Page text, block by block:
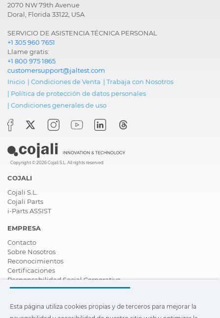
2070 NW 79th Avenue
Doral, Florida 33122, USA
SERVICIO DE ASISTENCIA TÉCNICA PERSONAL
+1 305 960 7651
Llame gratis:
+1 800 975 1865
customersupport@jaltest.com
Inicio | Condiciones de Venta | Trabaja con Nosotros
| Política de protección de datos personales
| Condiciones generales de uso
Copyright © 2026 Cojali S.L. All rights reserved
COJALI
Cojali S.L.
Cojali Parts
i-Parts ASSIST
EMPRESA
Contacto
Sobre Nosotros
Reconocimientos
Certificaciones
Responsabilidad Social Corporativa
Ser distribuidor
Vídeos
Esta página utiliza cookies propias y de terceros para mejorar la